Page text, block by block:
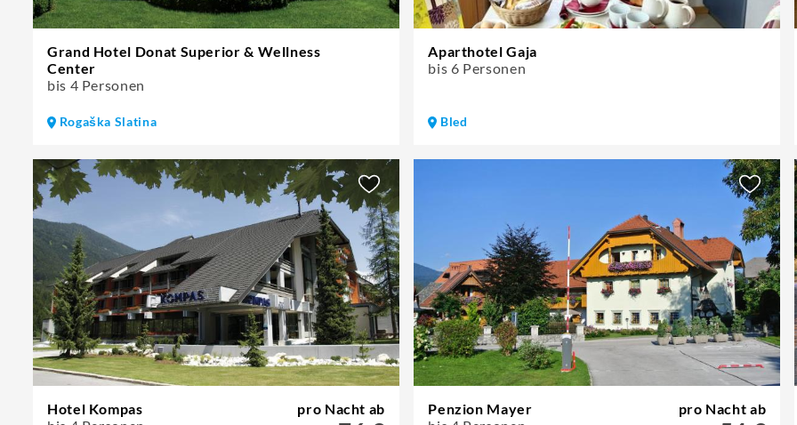
Grand Hotel Donat Superior & Wellness
Center
bis 4 Personen
Rogaška Slatina
Aparthotel Gaja
bis 6 Personen
Bled
Hotel Kompas
pro Nacht ab
Penzion Mayer
pro Nacht ab